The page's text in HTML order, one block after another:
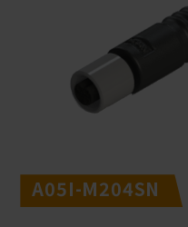
A05I-M204SN